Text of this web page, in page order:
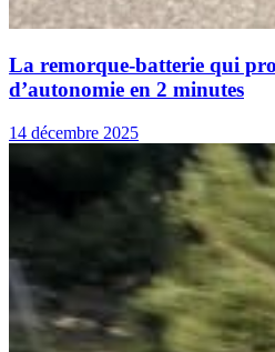
La remorque-batterie qui
d’autonomie en 2 minutes
14 décembre 2025